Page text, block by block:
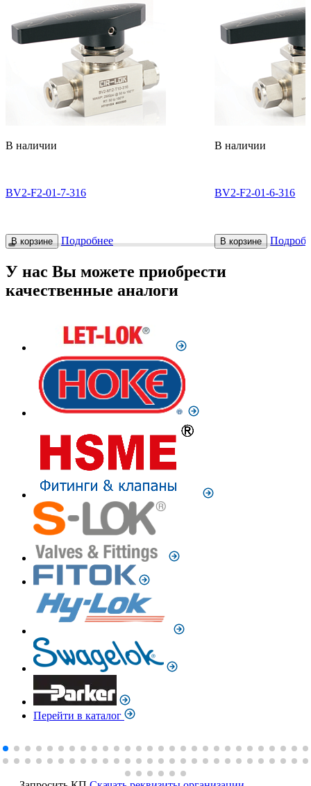
В наличии
BV2-F2-01-7-316
В корзине Подробнее
В наличии
BV2-F2-01-6-316
В корзине
У нас Вы можете приобрести
качественные аналоги
Перейти в каталог